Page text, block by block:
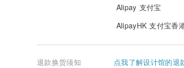
Alipay 支付宝
AlipayHK 支付宝香
退款换货须知 点我了解设计馆的退